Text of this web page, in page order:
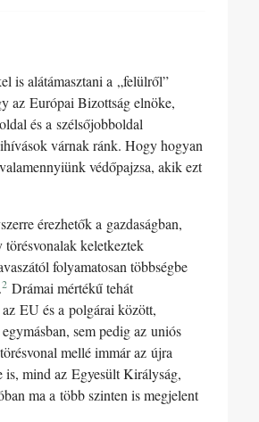
is alátámasztani a „felülről”
az Európai Bizottság elnöke,
és a szélsőjobboldal
várnak ránk. Hogy hogyan
védőpajzsa, akik ezt
érezhetők a gazdaságban,
keletkeztek
folyamatosan többségbe
2 Drámai mértékű tehát
EU és a polgárai között,
sem pedig az uniós
mellé immár az újra
is, mind az Egyesült Királyság,
ma a több szinten is megjelent